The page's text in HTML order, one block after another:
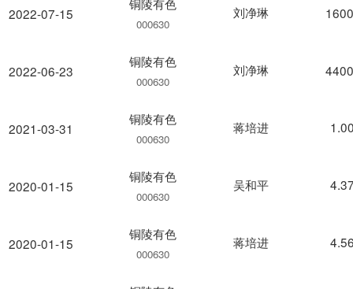
2022-07-15
2022-06-23
2021-03-31
2020-01-15
2020-01-15
000630
刘净琳
铜陵有色
000630
刘净琳
铜陵有色
000630
蒋培进
铜陵有色
000630
吴和平
铜陵有色
000630
蒋培进